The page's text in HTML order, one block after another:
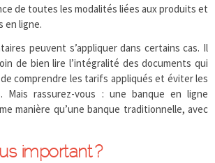
de toutes les modalités liées aux produits et
en ligne.
peuvent s’appliquer dans certains cas. Il
de bien lire l’intégralité des documents qui
comprendre les tarifs appliqués et éviter les
Mais rassurez-vous : une banque en ligne
manière qu’une banque traditionnelle, avec
important ?